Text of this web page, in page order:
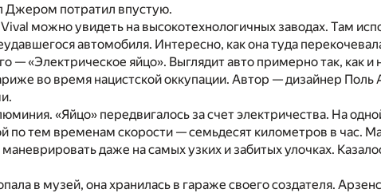
Джером потратил впустую.
Vival можно увидеть на высокотехнологичных заводах. Там
автомобиля. Интересно, как она туда
«Электрическое яйцо». Выглядит авто примерно так, как и
во время нацистской оккупации. Автор — дизайнер Поль
«Яйцо» передвигалось за счет электричества. На
по тем временам скорости — семьдесят километров в час.
даже на самых узких и забитых улочках.
в музей, она хранилась в гараже своего создателя.